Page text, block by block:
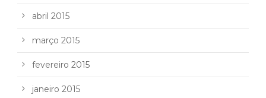
abril 2015
março 2015
fevereiro 2015
janeiro 2015